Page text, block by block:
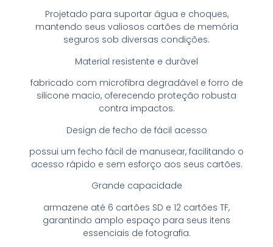
Projetado para suportar água e choques,
mantendo seus valiosos cartões de memória
seguros sob diversas condições.
Material resistente e durável
fabricado com microfibra degradável e forro de
silicone macio, oferecendo proteção robusta
contra impactos.
Design de fecho de fácil acesso
possui um fecho fácil de manusear, facilitando o
acesso rápido e sem esforço aos seus cartões.
Grande capacidade
armazene até 6 cartões SD e 12 cartões TF,
garantindo amplo espaço para seus itens
essenciais de fotografia.